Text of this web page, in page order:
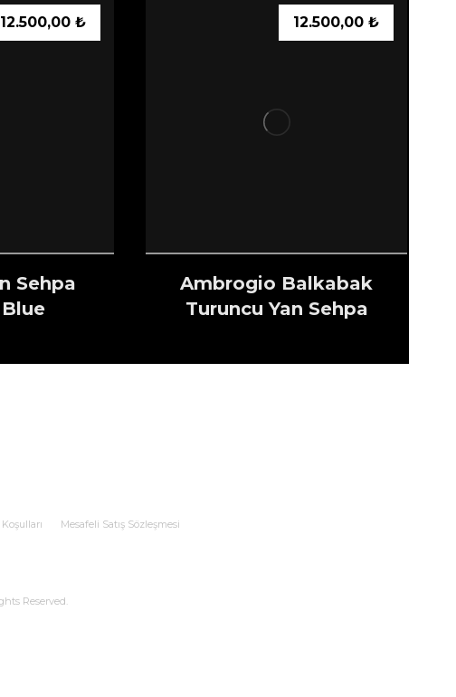
Sehpa
12.500,00 ₺
Ambrogio Balkabak
Turuncu Yan Sehpa
12.500,00₺
Mesafeli Satış Sözleşmesi
Reserved.